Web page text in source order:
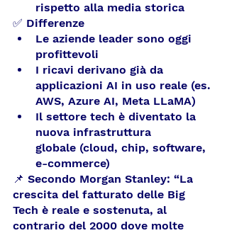
rispetto alla media storica
✅ Differenze
Le aziende leader sono oggi
profittevoli
I ricavi derivano già da
applicazioni AI in uso reale (es.
AWS, Azure AI, Meta LLaMA)
Il settore tech è diventato la
nuova infrastruttura
globale (cloud, chip, software,
e-commerce)
📌 Secondo Morgan Stanley: “La
crescita del fatturato delle Big
Tech è reale e sostenuta, al
contrario del 2000 dove molte